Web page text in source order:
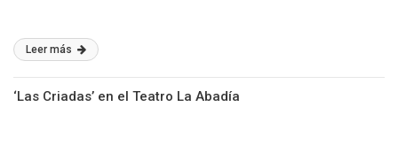
Leer más
‘Las Criadas’ en el Teatro La Abadía